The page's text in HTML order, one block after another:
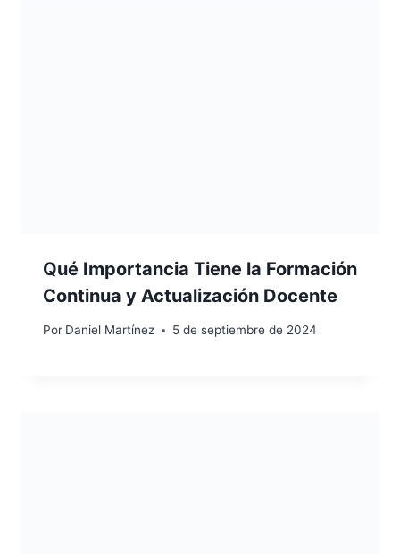
Qué Importancia Tiene la Formación
Continua y Actualización Docente
Por Daniel Martínez 5 de septiembre de 2024